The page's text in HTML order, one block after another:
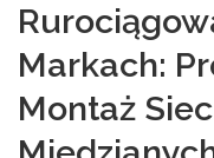
Markach:
Montaż